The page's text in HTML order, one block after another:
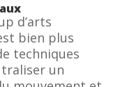
d’arts
bien plus
techniques
un